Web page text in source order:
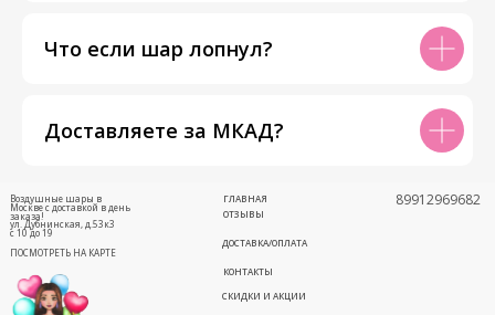
Что если шар лопнул?
Доставляете за МКАД?
ул. Дубнинская, д.53к3
с 10 до 19
ПОСМОТРЕТЬ НА КАРТЕ
ОТЗЫВЫ
ГЛАВНАЯ
ДОСТАВКА/ОПЛАТА
СКИДКИ И АКЦИИ
КОНТАКТЫ
89912969682
Воздушные шары в
Москве с доставкой в день
заказа!